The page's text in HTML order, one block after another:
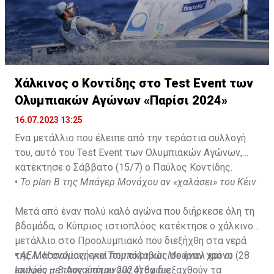
αφού πέρασε με την πρώτη το 1,87μ.
Χάλκινος ο Κοντίδης στο Test Event των
Ολυμπιακών Αγώνων «Παρίσι 2024»
16.07.2023 13:25
Ένα μετάλλιο που έλειπε από την τεράστια συλλογή
του, αυτό του Test Event των Ολυμπιακών Αγώνων,
κατέκτησε ο Σάββατο (15/7) ο Παύλος Κοντίδης.
• Το plan Β της Μπάγερ Μονάχου αν «χαλάσει» του Κέιν
Μετά από έναν πολύ καλό αγώνα που διήρκεσε όλη τη
βδομάδα, ο Κύπριος ιστιοπλόος κατέκτησε ο χάλκινο
μετάλλιο στο Προολυμπιακό που διεξήχθη στα νερά
της Μασσαλίας, εκεί που ακριβώς σε έναν χρόνο (28
Ιουλίου – 8 Αυγούστου 2024) θα διεξαχθούν τα
•ΑΕΛ: Η αναμονή για Τσιμπόλα και Μούριελ και οι
επαφές με τους επόμενους στόχους